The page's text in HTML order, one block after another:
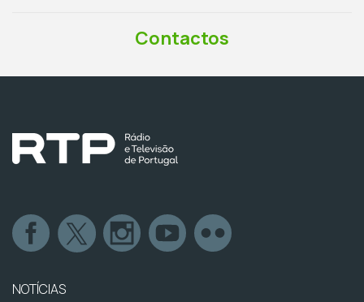
Contactos
NOTÍCIAS